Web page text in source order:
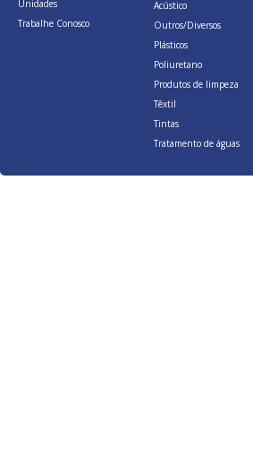
Unidades
Trabalhe Conosco
Acústico
Outros/Diversos
Plásticos
Poliuretano
Produtos de limpeza
Têxtil
Tintas
Tratamento de águas